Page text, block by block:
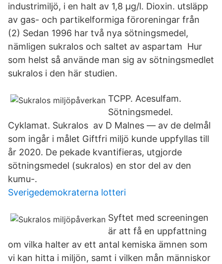
industrimiljö, i en halt av 1,8 μg/l. Dioxin. utsläpp
av gas- och partikelformiga föroreningar från
(2) Sedan 1996 har två nya sötningsmedel,
nämligen sukralos och saltet av aspartam Hur
som helst så använde man sig av sötningsmedlet
sukralos i den här studien.
TCPP. Acesulfam.
Sötningsmedel.
Cyklamat. Sukralos av D Malnes — av de delmål
som ingår i målet Giftfri miljö kunde uppfyllas till
år 2020. De pekade kvantifieras, utgjorde
sötningsmedel (sukralos) en stor del av den
kumu-.
Sverigedemokraterna lotteri
Syftet med screeningen
är att få en uppfattning
om vilka halter av ett antal kemiska ämnen som
vi kan hitta i miljön, samt i vilken mån människor